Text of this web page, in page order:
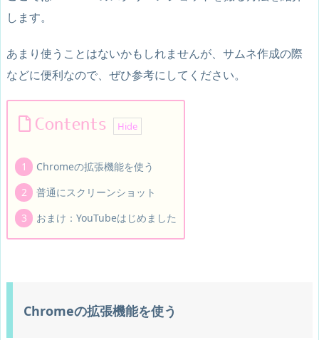
します。
あまり使うことはないかもしれませんが、サムネ作成の際
などに便利なので、ぜひ参考にしてください。
Contents
Chromeの拡張機能を使う
普通にスクリーンショット
おまけ：YouTubeはじめました
Chromeの拡張機能を使う